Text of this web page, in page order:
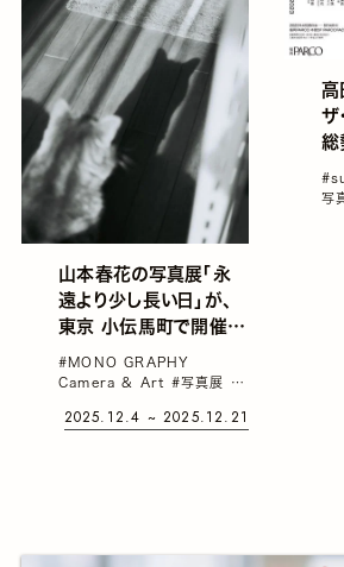
山本春花の写真展「永
遠より少し長い日」が、
東京 小伝馬町で開催。
あらゆる瞬間を切り取
り、永遠に留める“写
れながらも、そこにある
#MONO GRAPHY
Camera & Art #写真展
#
2025.12.4 ~ 2025.12.21
高
ザ
総
か
写